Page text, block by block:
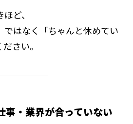
ど、
ではなく「ちゃんと休めてい
さい。
・業界が合っていない